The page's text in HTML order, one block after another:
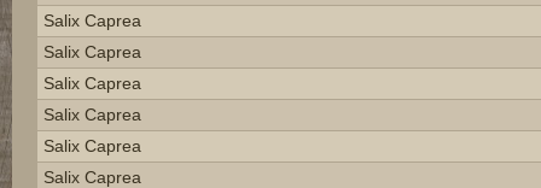
Salix Caprea
Salix Caprea
Salix Caprea
Salix Caprea
Salix Caprea
Salix Caprea